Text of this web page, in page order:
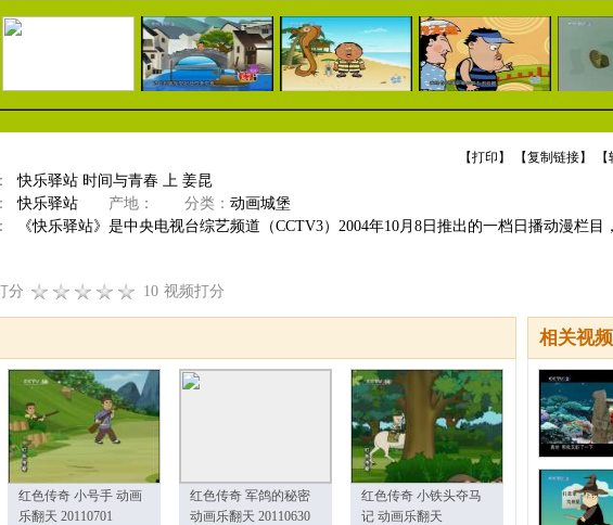
【打印 】 【复制链接】 【
快乐驿站 时间与青春 上 姜昆
快乐驿站 产地： 分类： 动画城堡
《快乐驿站》是中央电视台综艺频道（CCTV3）2004年10月8日推出的一档日播动漫栏
分 10 视频打分
相关视频
红色传奇 小号手 动画
乐翻天 20110701
红色传奇 军鸽的秘密
动画乐翻天 20110630
红色传奇 小铁头夺马
记 动画乐翻天